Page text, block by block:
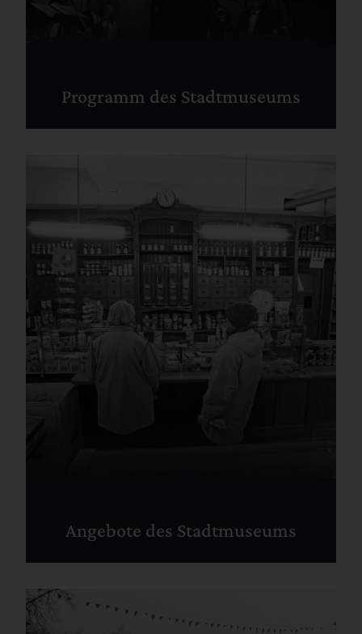
Programm des Stadtmuseums
Angebote des Stadtmuseums